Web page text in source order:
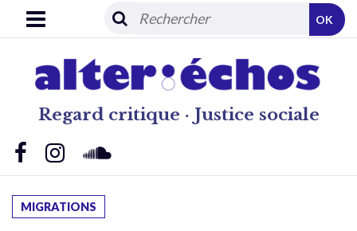
Regard critique · Justice sociale
OK
MIGRATIONS